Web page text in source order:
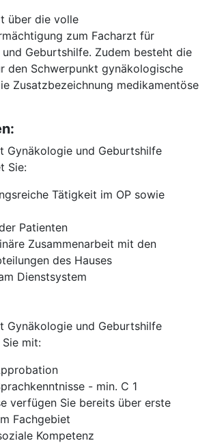
über die volle
zum Facharzt für
und Geburtshilfe. Zudem besteht die
den Schwerpunkt gynäkologische
Zusatzbezeichnung medikamentöse
Gynäkologie und Geburtshilfe
Sie:
Tätigkeit im OP sowie
Patienten
Zusammenarbeit mit den
des Hauses
Dienstsystem
Gynäkologie und Geburtshilfe
mit:
- min. C 1
verfügen Sie bereits über erste
Fachgebiet
Kompetenz